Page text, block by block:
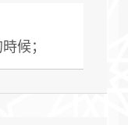
候；